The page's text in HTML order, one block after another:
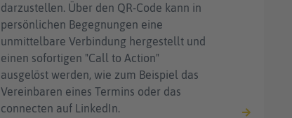
darzustellen. Über den QR-Code kann in
persönlichen Begegnungen eine
unmittelbare Verbindung hergestellt und
einen sofortigen "Call to Action"
ausgelöst werden, wie zum Beispiel das
Vereinbaren eines Termins oder das
connecten auf LinkedIn.